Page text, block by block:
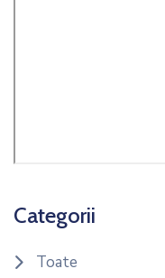
Categorii
Toate